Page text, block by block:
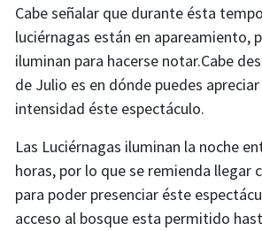
Cabe señalar que durante ésta
luciérnagas están en apareamiento,
iluminan para hacerse notar.Cabe
de Julio es en dónde puedes
intensidad éste espectáculo.
Las Luciérnagas iluminan la noche
horas, por lo que se remienda llegar
para poder presenciar éste
acceso al bosque esta permitido